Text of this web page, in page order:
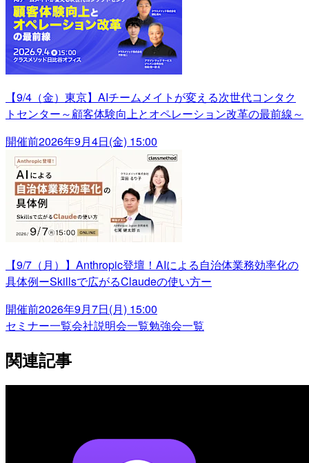
【9/4（金）東京】AIチームメイトが変える次世代コンタク
トセンター～顧客体験向上とオペレーション改革の最前線～
開催前2026年9月4日(金) 15:00
【9/7（月）】Anthropic登壇！AIによる自治体業務効率化の
具体例ーSkillsで広がるClaudeの使い方ー
開催前2026年9月7日(月) 15:00
セミナー一覧会社説明会一覧勉強会一覧
関連記事